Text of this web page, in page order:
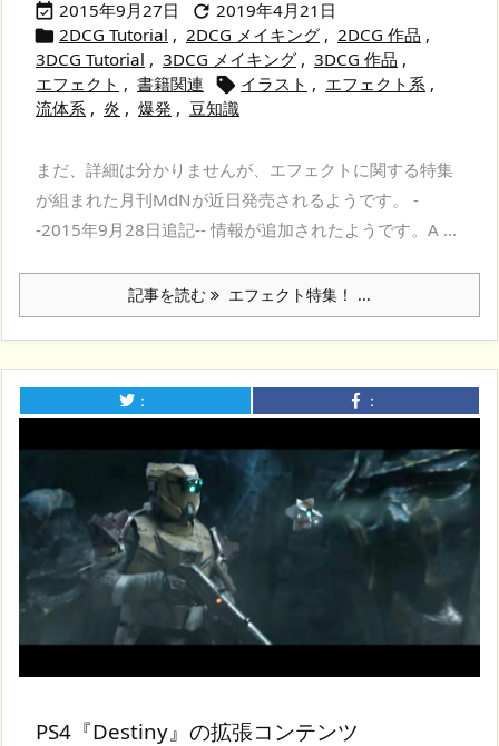
 2015年9月27日  2019年4月21日
 2DCG Tutorial , 2DCG メイキング , 2DCG 作品 ,
3DCG Tutorial , 3DCG メイキング , 3DCG 作品 ,
エフェクト , 書籍関連  イラスト , エフェクト系 ,
流体系 , 炎 , 爆発 , 豆知識
まだ、詳細は分かりませんが、エフェクトに関する特集
が組まれた月刊MdNが近日発売されるようです。 -
-2015年9月28日追記-- 情報が追加されたようです。A ...
記事を読む エフェクト特集！ ...
： ：
PS4『Destiny』の拡張コンテンツ